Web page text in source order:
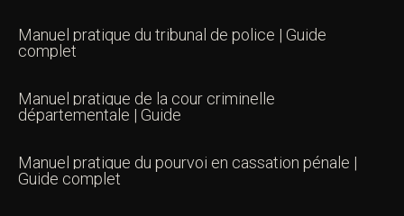
Manuel pratique du tribunal de police | Guide
complet
Manuel pratique de la cour criminelle
départementale | Guide
Manuel pratique du pourvoi en cassation pénale |
Guide complet